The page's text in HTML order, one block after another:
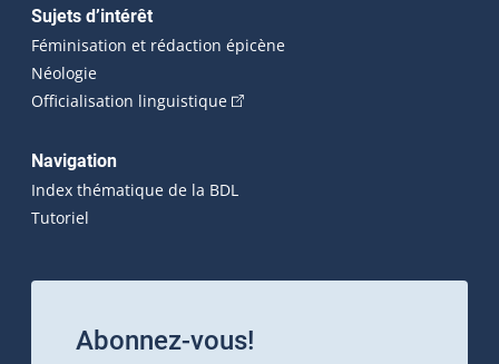
Sujets d’intérêt
Féminisation et rédaction épicène
Néologie
Officialisation linguistique(Cet hyperlien externe s'ouvrira
Navigation
Index thématique de la BDL
Tutoriel
Abonnez-vous!